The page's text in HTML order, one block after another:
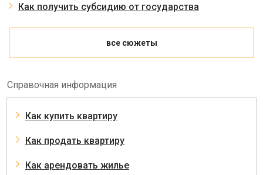
Как получить субсидию от государства
все сюжеты
Справочная информация
Как купить квартиру
Как продать квартиру
Как арендовать жилье